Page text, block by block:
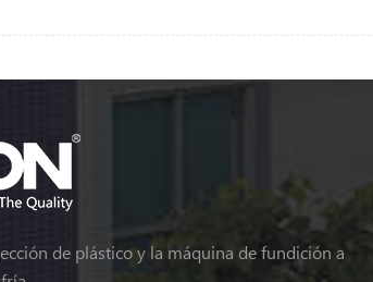
de plástico y la máquina de fundición a